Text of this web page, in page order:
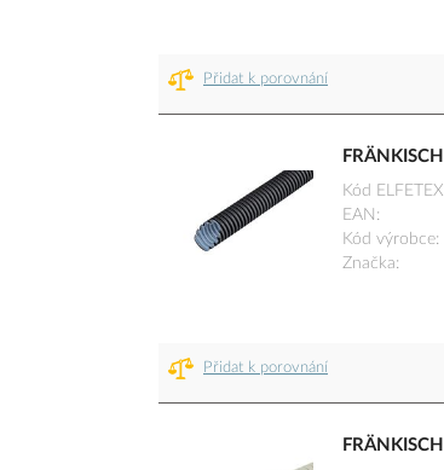
Přidat k porovnání
Kód ELFETEX
EAN
Kód výrobce
Značka
Přidat k porovnání